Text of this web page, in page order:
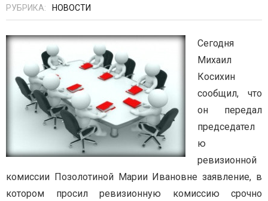
РУБРИКА:
НОВОСТИ
Сегодня
Михаил
Косихин
сообщил, что
он передал
председател
ю
ревизионной
комиссии Позолотиной Марии Ивановне заявление, в
котором просил ревизионную комиссию срочно